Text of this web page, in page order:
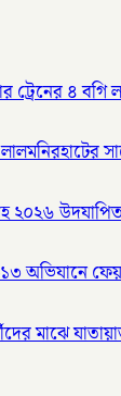
৪ বগি
২০২৬
১৩ অভিযানে
মাঝে